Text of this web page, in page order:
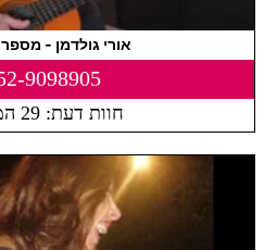
אורי גולדמן - מספר
9098905
חוות דעת: 29 המלצות.